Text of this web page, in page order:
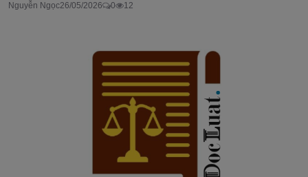
Nguyễn Ngọc26/05/2026 0 12